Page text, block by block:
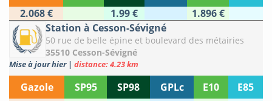
2.068 €
1.99 €
1.896 €
Station à Cesson-Sévigné
50 rue de belle épine et boulevard des métairies
35510 Cesson-Sévigné
Mise à jour hier | distance: 4.23 km
Gazole SP95 SP98 GPLc E10
E85